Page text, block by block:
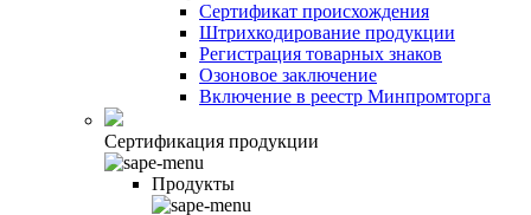
Сертификат происхождения
Штрихкодирование продукции
Регистрация товарных знаков
Озоновое заключение
Включение в реестр Минпромторга
Сертификация продукции
Продукты